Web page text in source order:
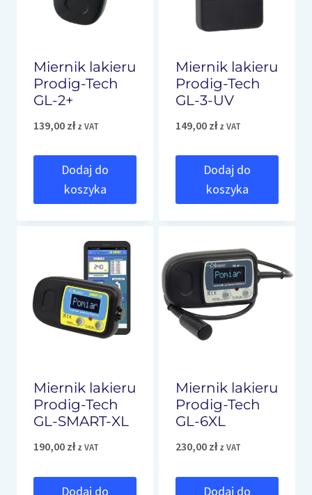
Miernik lakieru
Prodig-Tech
GL-2+
139,00 zł z VAT
Dodaj do
koszyka
Miernik lakieru
Prodig-Tech
GL-3-UV
149,00 zł z VAT
Dodaj do
koszyka
Miernik lakieru
Prodig-Tech
GL-SMART-XL
190,00 zł z VAT
Dodaj do
Miernik lakieru
Prodig-Tech
GL-6XL
230,00 zł z VAT
Dodaj do